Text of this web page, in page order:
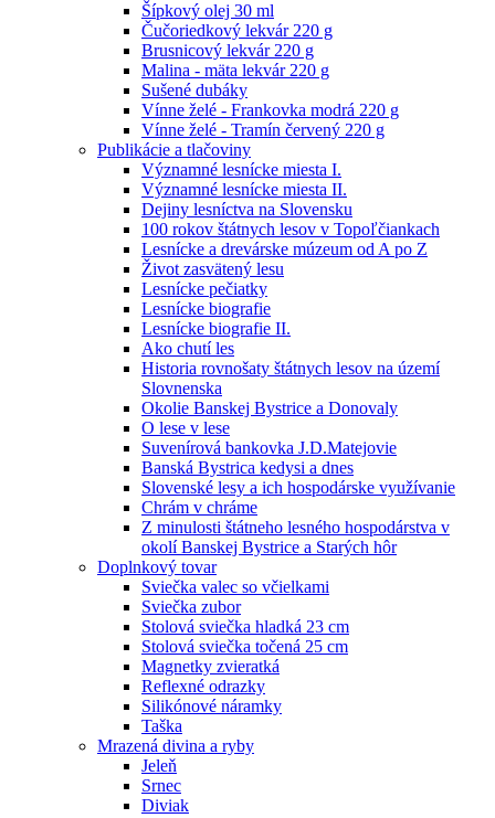
Šípkový olej 30 ml
Čučoriedkový lekvár 220 g
Brusnicový lekvár 220 g
Malina - mäta lekvár 220 g
Sušené dubáky
Vínne želé - Frankovka modrá 220 g
Vínne želé - Tramín červený 220 g
Publikácie a tlačoviny
Významné lesnícke miesta I.
Významné lesnícke miesta II.
Dejiny lesníctva na Slovensku
100 rokov štátnych lesov v Topoľčiankach
Lesnícke a drevárske múzeum od A po Z
Život zasvätený lesu
Lesnícke pečiatky
Lesnícke biografie
Lesnícke biografie II.
Ako chutí les
Historia rovnošaty štátnych lesov na území
Slovnenska
Okolie Banskej Bystrice a Donovaly
O lese v lese
Suvenírová bankovka J.D.Matejovie
Banská Bystrica kedysi a dnes
Slovenské lesy a ich hospodárske využívanie
Chrám v chráme
Z minulosti štátneho lesného hospodárstva v
okolí Banskej Bystrice a Starých hôr
Doplnkový tovar
Sviečka valec so včielkami
Sviečka zubor
Stolová sviečka hladká 23 cm
Stolová sviečka točená 25 cm
Magnetky zvieratká
Reflexné odrazky
Silikónové náramky
Taška
Mrazená divina a ryby
Jeleň
Srnec
Diviak